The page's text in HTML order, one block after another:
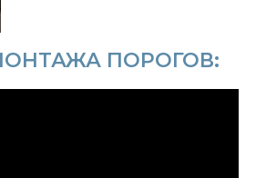
ПОРОГОВ: